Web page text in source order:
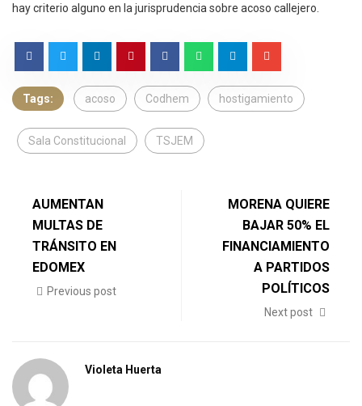
hay criterio alguno en la jurisprudencia sobre acoso callejero.
Tags: acoso Codhem hostigamiento
Sala Constitucional TSJEM
AUMENTAN
MULTAS DE
TRÁNSITO EN
EDOMEX
Previous post
MORENA QUIERE
BAJAR 50% EL
FINANCIAMIENTO
A PARTIDOS
POLÍTICOS
Next post
Violeta Huerta